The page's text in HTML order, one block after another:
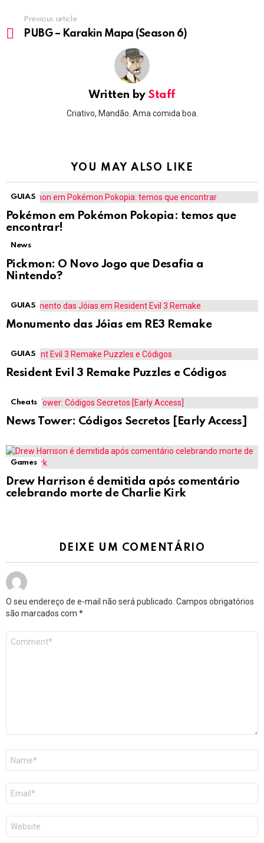
more
Previous article
PUBG – Karakin Mapa (Season 6)
Written by Staff
Criativo, Mandão. Ama comida boa.
YOU MAY ALSO LIKE
GUIAS
Pokémon em Pokémon Pokopia: temos que
encontrar!
News
Pickmon: O Novo Jogo que Desafia a
Nintendo?
GUIAS
Monumento das Jóias em RE3 Remake
GUIAS
Resident Evil 3 Remake Puzzles e Códigos
Cheats
News Tower: Códigos Secretos [Early Access]
Games
Drew Harrison é demitida após comentário
celebrando morte de Charlie Kirk
DEIXE UM COMENTÁRIO
O seu endereço de e-mail não será publicado. Campos obrigatórios
são marcados com *
mail
*